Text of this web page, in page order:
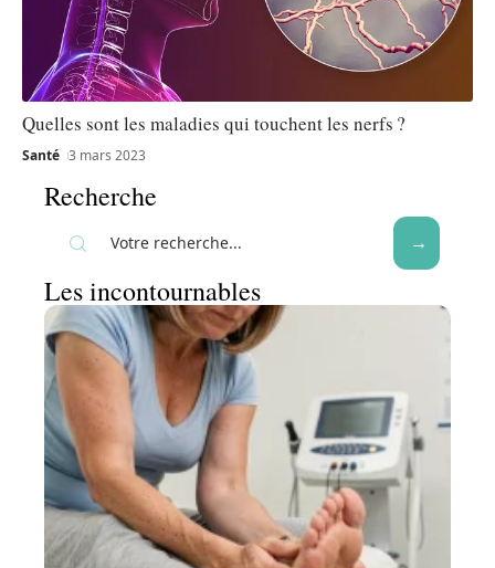
Quelles sont les maladies qui touchent les nerfs ?
Santé 3 mars 2023
Recherche
Les incontournables